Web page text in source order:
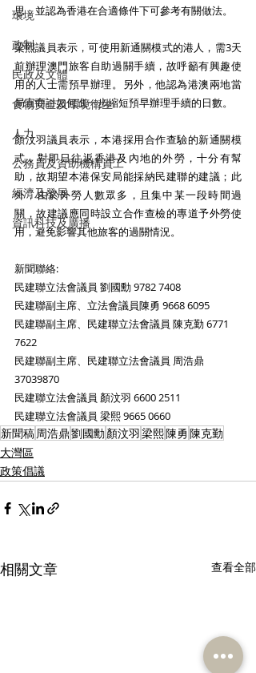
環境
政制
民政及文體
食物安全及環境衛生
人力
公務員及資助機構員工
經濟及發展
資訊科技及廣播
思，並認為香港在合適條件下可參考有關做法。
梁熙議員表示，可使用新通關模式的港人，需3天
前辦理澳門旅客自助過關手續，故呼籲有興趣使
用的人士需預早辦理。另外，他認為港澳兩地當
局宜商討如何進一步縮短預早辦理手續的日數。
顏汶羽議員表示，本港採用合作查驗的新通關模
式，對即日往返香港及內地的外勞，十分有幫
助，故期望本港保安局能採納民建聯的建議；此
外，由於外勞人數眾多，且集中某一段時間過
關，故建議應同時設立合作查檢的專道予外勞使
用，避免影響其他旅客的過關情況。
新聞聯絡:
民建聯立法會議員 劉國勳 9782 7408
民建聯副主席、立法會議員陳勇 9668 6095
民建聯副主席、民建聯立法會議員 陳克勤 6771
7622
民建聯副主席、民建聯立法會議員 周浩鼎
37039870
民建聯立法會議員 顏汶羽 6600 2511
民建聯立法會議員 梁熙 9665 0660
新聞稿周浩鼎劉國勳顏汶羽梁熙陳勇陳克勤
大灣區
政策倡議
相關文章 查看全部